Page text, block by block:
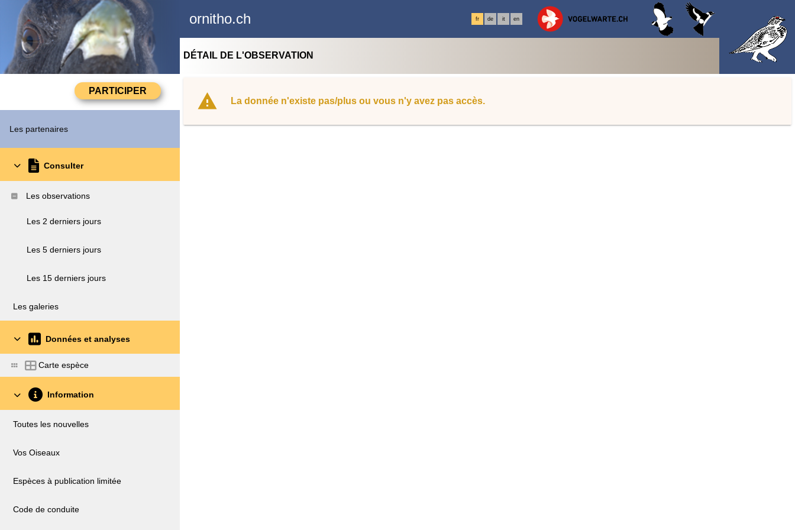
ornitho.ch fr de it en
Les partenaires
Consulter
Les observations
Les 2 derniers jours
Les 5 derniers jours
Les 15 derniers jours
Les galeries
Données et analyses
Carte espèce
Information
Toutes les nouvelles
Vos Oiseaux
Espèces à publication limitée
Code de conduite
DÉTAIL DE L'OBSERVATION
La donnée n'existe pas/plus ou vous n'y avez pas accès.